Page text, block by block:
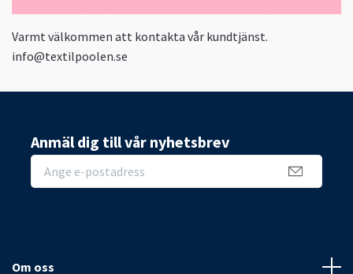
Varmt välkommen att kontakta vår kundtjänst.
info@textilpoolen.se
Anmäl dig till vår nyhetsbrev
Om oss